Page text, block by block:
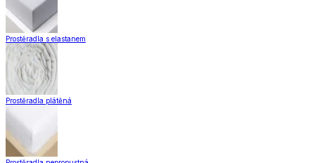
Prostěradla s elastanem
Prostěradla plátěná